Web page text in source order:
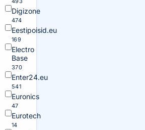
Digizone
474
Eestipoisid.eu
169
Electro
Base
370
Enter24.eu
541
Euronics
47
Eurotech
14